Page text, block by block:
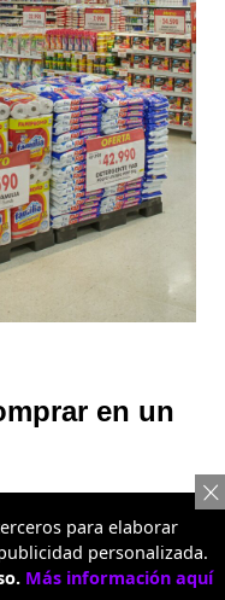
en un
un amplio surtido de
frescos, frutas y
de aseo, artículos
para elaborar
personalizada.
Más información aquí